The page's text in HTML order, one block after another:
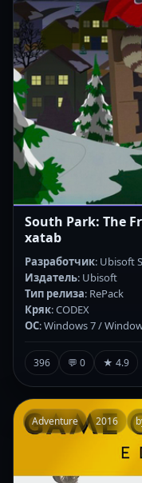
South Park: The
xatab
Разработчик: Ubisoft
Издатель: Ubisoft
Тип релиза: RePack
Кряк: CODEX
ОС: Windows 7 /
396 💬 0 ★ 4.9
Adventure 2016